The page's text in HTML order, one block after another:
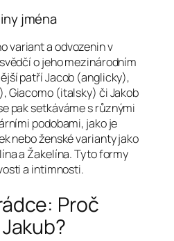
jména
variant a odvozenin v
o jeho mezinárodním
patří Jacob (anglicky),
Giacomo (italsky) či Jakob
pak setkáváme s různými
podobami, jako je
nebo ženské varianty jako
a Žakelína. Tyto formy
a intimnosti.
Proč